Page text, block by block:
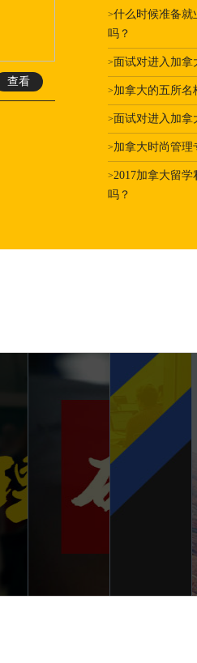
查看
>什么时候准备就
吗？
>面试对进入加拿
>加拿大的五所名
>面试对进入加拿
>加拿大时尚管
>2017加拿大留
吗？